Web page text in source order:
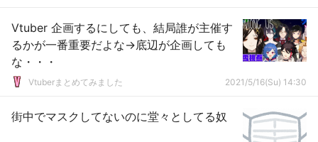
Vtuber 企画するにしても、結局誰が主催す
るかが一番重要だよな→底辺が企画しても
な・・・
Vtuberまとめてみました 2021/5/16(Su) 14:30
街中でマスクしてないのに堂々としてる奴